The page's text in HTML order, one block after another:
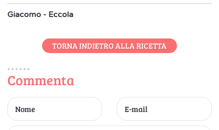
Giacomo - Eccola
TORNA INDIETRO ALLA RICETTA
Commenta